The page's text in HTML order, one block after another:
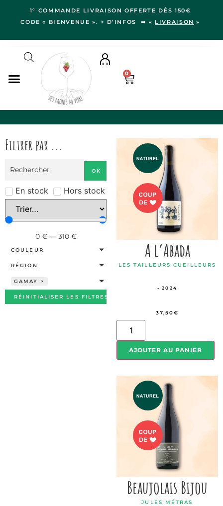
1° COMMANDE LIVRAISON OFFERTE DÈS 150€
CODE « BIENVENUE ». + D’INFOS ➡ « LIVRAISON »
NOS VINS
RÉGIONS
LE VERGER
NOS VIGNERON.NE.S
BLOG
0
Filtrer par ...
OK
En stock Hors stock
0 €— 310 €
COULEUR
RÉGION
GAMAY ×
RÉINITIALISER LES FILTRES
A l’Abada
LES TAILLEURS CUEILLEURS
- 2024
37,50€
AJOUTER AU PANIER
Beaujolais Bijou
JULES MÉTRAS